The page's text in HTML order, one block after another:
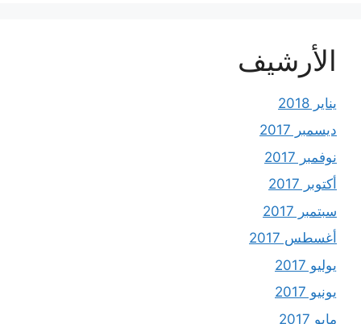
الأرشيف
يناير 2018
ديسمبر 2017
نوفمبر 2017
أكتوبر 2017
سبتمبر 2017
أغسطس 2017
يوليو 2017
يونيو 2017
مايو 2017